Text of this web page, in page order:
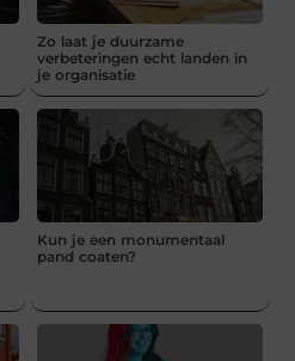
Zo laat je duurzame
verbeteringen echt landen in
je organisatie
Kun je een monumentaal
pand coaten?